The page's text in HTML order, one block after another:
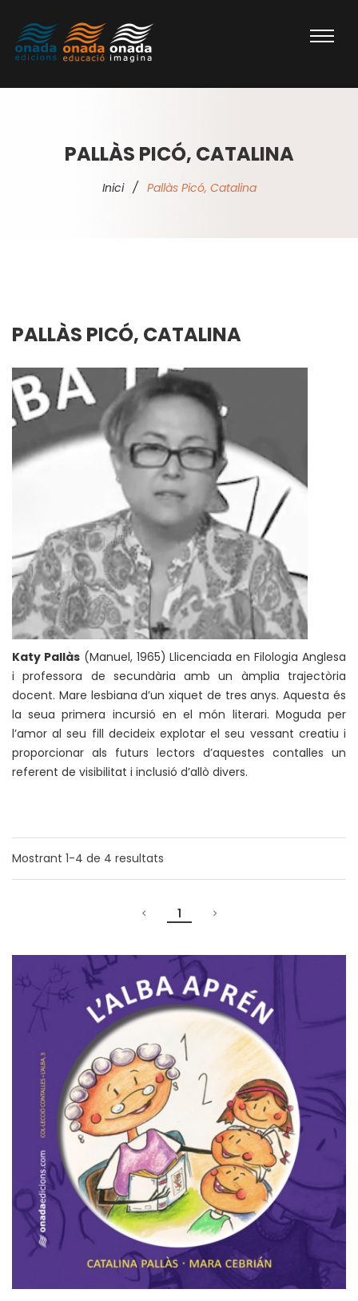
PALLÀS PICÓ, CATALINA
Inici / Pallàs Picó, Catalina
PALLÀS PICÓ, CATALINA
Katy Pallàs(Manuel, 1965) Llicenciada en Filologia Anglesa
i professora de secundària amb un àmplia trajectòria
docent. Mare lesbiana d’un xiquet de tres anys. Aquesta és
la seua primera incursió en el món literari. Moguda per
l’amor al seu fill decideix explotar el seu vessant creatiu i
proporcionar als futurs lectors d’aquestes contalles un
referent de visibilitat i inclusió d’allò divers.
Mostrant 1-4 de 4 resultats
1